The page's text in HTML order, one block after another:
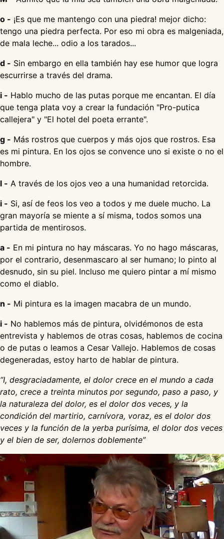
o - ¡Es que me mantengo con una piedra! mejor dicho:
tengo una piedra perfecta. Por eso mi obra es malgeniada,
de mala leche... odio a los tarados...
d - Sin embargo en ella también hay ese humor que logra
escurrirse a través del drama.
i - Hablo mucho de las putas porque me encantan. El día
que tenga plata voy a crear la fundación "Pro-putica
callejera" y "El hotel del poeta errante".
g - Más rostros que cuerpos y más ojos que rostros. Esa
es mi pintura. En los ojos se convence uno si existe o no el
hombre.
l - A través de los ojos veo a una humanidad retorcida.
i - Si, así de feos los veo a todos y me duele mucho. La
gran mayoría se miente a sí misma, todos somos una
partida de mentirosos.
a - En mi pintura no hay máscaras. Yo no hago máscaras,
por el contrario, desenmascaro al ser humano; lo pinto al
desnudo, sin su piel. Incluso me quiero pintar a mí mismo
como el diablo.
n - Mi pintura es la imagen macabra de un mundo.
i - No hablemos más de pintura, olvidémonos de esta
entrevista y hablemos de otras cosas, hablemos de cocina
o de putas o leamos a Cesar Vallejo. Hablemos de cosas
degeneradas, estoy harto de hablar de pintura.
“I, desgraciadamente, el dolor crece en el mundo a cada
rato, crece a treinta minutos por segundo, paso a paso, y
la naturaleza del dolor, es el dolor dos veces, y la
condición del martirio, carnívora, voraz, es el dolor dos
veces y la función de la yerba purísima, el dolor dos veces
y el bien de ser, dolernos doblemente”